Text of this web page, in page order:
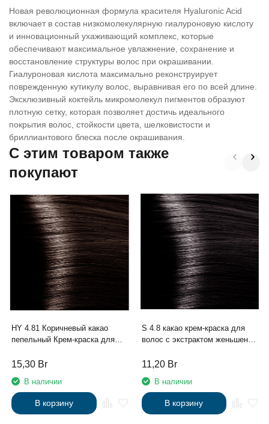
Новая революционная формула красителя Hyaluronic Acid
включает в состав низкомолекулярную гиалуроновую кислоту
и инновационный ухаживающий комплекс, которые
обеспечивают максимальное увлажнение, сохранение и
восстановление структуры волос при окрашивании.
Гиалуроновая кислота максимально реконструирует
поврежденную кутикулу волос, выравнивая его по всей длине.
Эксклюзивный коктейль микромолекул пигментов образуют
плотную сетку, которая позволяет достичь идеального
покрытия волос, стойкости цвета, шелковистости и
бриллиантового блеска после окрашивания.
C этим товаром также
покупают
HY 4.81 Коричневый какао
пепельный Крем-краска для
кислотой серии “Hyaluronic
15,30 Br
В наличии
В корзину
S 4.8 какао крем-краска для
волос с экстрактом женьшеня
Studio Professional , 100 мл
11,20 Br
В наличии
В корзину